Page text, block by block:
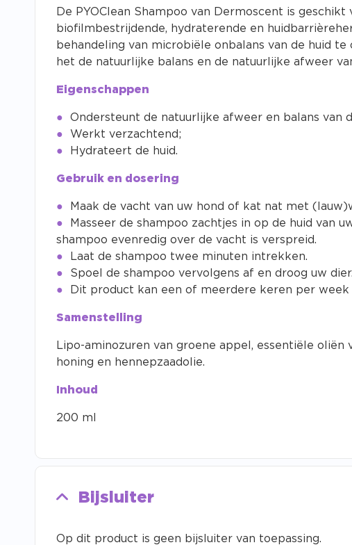
De PYOClean Shampoo van Dermoscent is
biofilmbestrijdende, hydraterende en
behandeling van microbiële onbalans van de huid
het de natuurlijke balans en de natuurlijke afweer
Eigenschappen
Ondersteunt de natuurlijke afweer en balans van
Werkt verzachtend;
Hydrateert de huid.
Gebruik en dosering
Maak de vacht van uw hond of kat nat met
Masseer de shampoo zachtjes in op de huid van
shampoo evenredig over de vacht is verspreid.
Laat de shampoo twee minuten intrekken.
Spoel de shampoo vervolgens af en droog uw dier.
Dit product kan een of meerdere keren per
Samenstelling
Lipo-aminozuren van groene appel, essentiële oliën
honing en hennepzaadolie.
Inhoud
200 ml
Bijsluiter
Op dit product is geen bijsluiter van toepassing.